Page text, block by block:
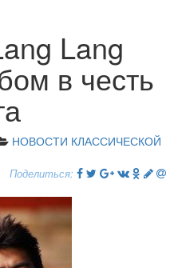
Lang
в честь
НОВОСТИ КЛАССИЧЕСКОЙ
Поделиться: